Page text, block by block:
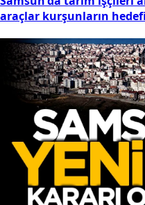
araçlar kurşunların